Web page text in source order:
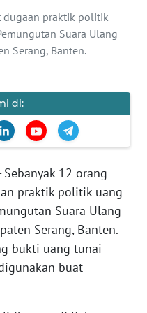
dugaan praktik politik
Suara Ulang
Serang, Banten.
di:
Sebanyak 12 orang
praktik politik uang
Suara Ulang
Serang, Banten.
bukti uang tunai
buat